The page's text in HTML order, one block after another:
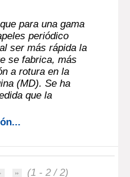
para una gama
periódico
ser más rápida la
se fabrica, más
a rotura en la
(MD). Se ha
que la
(1 - 2 / 2)